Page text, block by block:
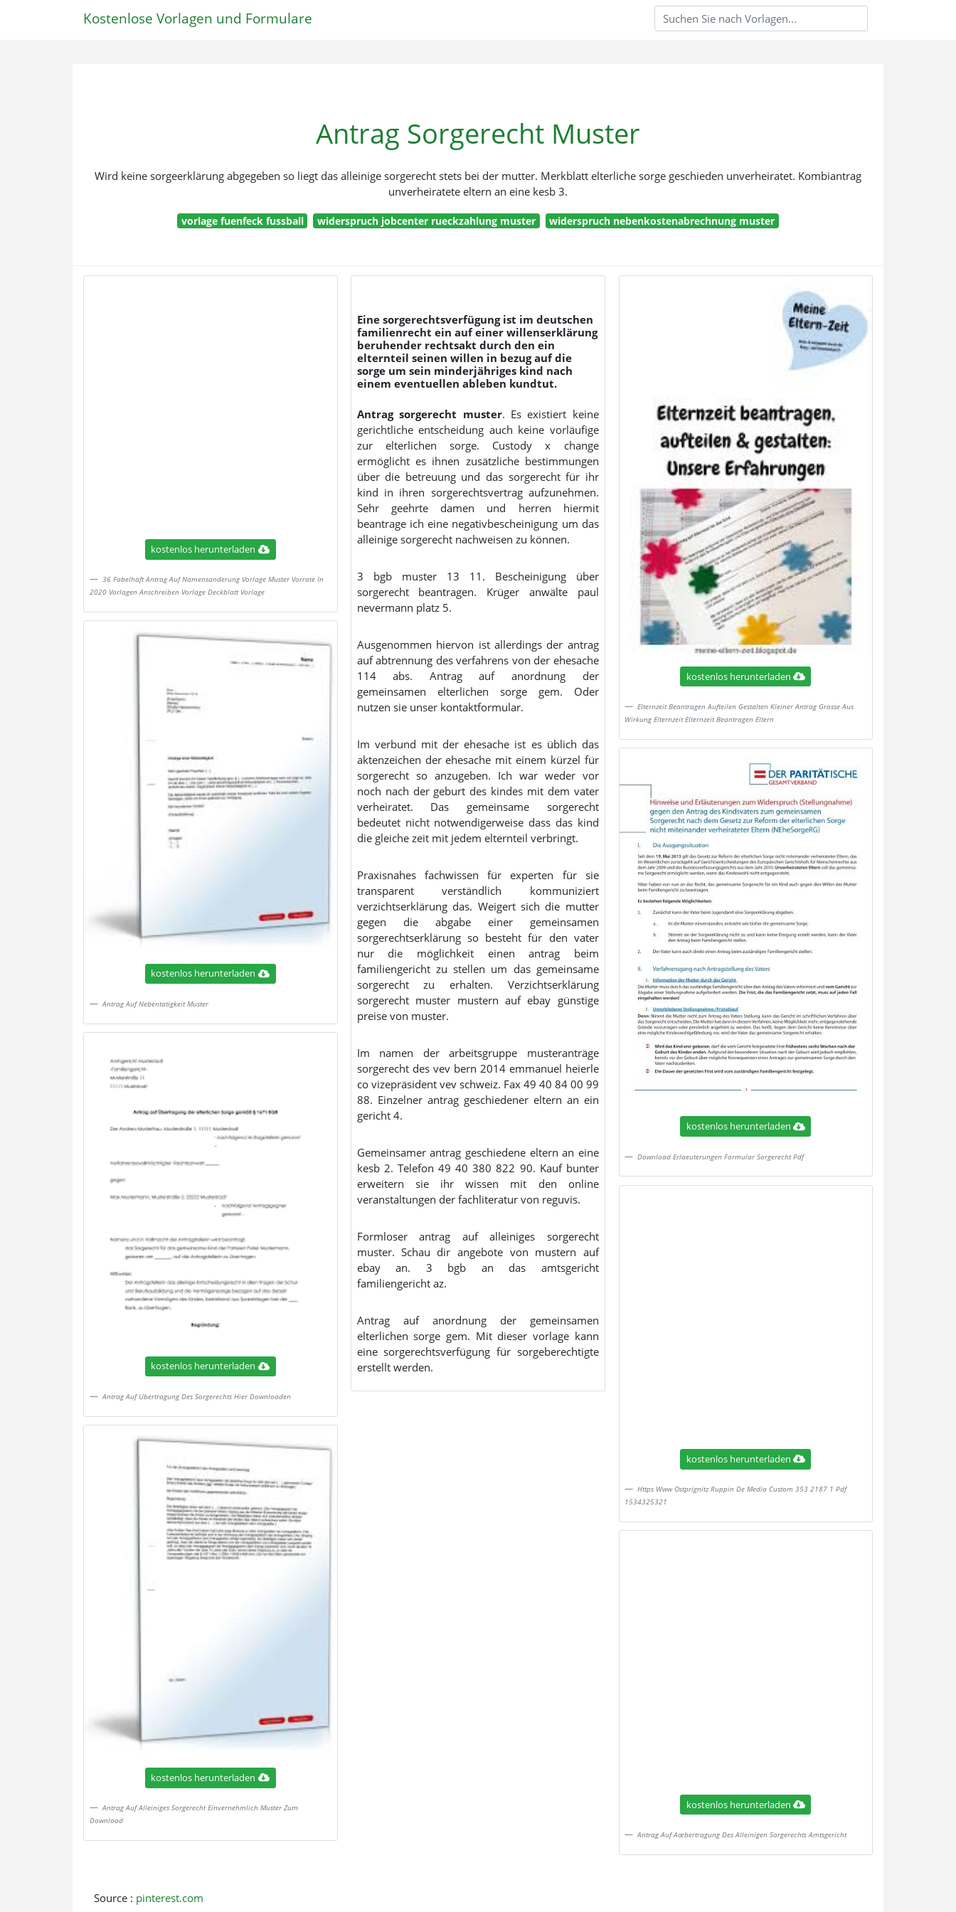
Kostenlose Vorlagen und Formulare
Antrag Sorgerecht Muster
Wird keine sorgeerklärung abgegeben so liegt das alleinige sorgerecht stets bei der mutter. Merkblatt elterliche sorge geschieden unverheiratet. Kombiantrag
unverheiratete eltern an eine kesb 3.
vorlage fuenfeck fussball widerspruch jobcenter rueckzahlung muster widerspruch nebenkostenabrechnung muster
kostenlos herunterladen
36 Fabelhaft Antrag Auf Namensanderung Vorlage Muster Vorrate In
2020 Vorlagen Anschreiben Vorlage Deckblatt Vorlage
kostenlos herunterladen
Antrag Auf Nebentatigkeit Muster
kostenlos herunterladen
Antrag Auf Ubertragung Des Sorgerechts Hier Downloaden
kostenlos herunterladen
Antrag Auf Alleiniges Sorgerecht Einvernehmlich Muster Zum
Download
Eine sorgerechtsverfügung ist im deutschen
familienrecht ein auf einer willenserklärung
beruhender rechtsakt durch den ein
elternteil seinen willen in bezug auf die
sorge um sein minderjähriges kind nach
einem eventuellen ableben kundtut.
Antrag sorgerecht muster. Es existiert keine
gerichtliche entscheidung auch keine vorläufige
zur elterlichen sorge. Custody x change
ermöglicht es ihnen zusätzliche bestimmungen
über die betreuung und das sorgerecht für ihr
kind in ihren sorgerechtsvertrag aufzunehmen.
Sehr geehrte damen und herren hiermit
beantrage ich eine negativbescheinigung um das
alleinige sorgerecht nachweisen zu können.
3 bgb muster 13 11. Bescheinigung über
sorgerecht beantragen. Krüger anwälte paul
nevermann platz 5.
Ausgenommen hiervon ist allerdings der antrag
auf abtrennung des verfahrens von der ehesache
114 abs. Antrag auf anordnung der
gemeinsamen elterlichen sorge gem. Oder
nutzen sie unser kontaktformular.
Im verbund mit der ehesache ist es üblich das
aktenzeichen der ehesache mit einem kürzel für
sorgerecht so anzugeben. Ich war weder vor
noch nach der geburt des kindes mit dem vater
verheiratet. Das gemeinsame sorgerecht
bedeutet nicht notwendigerweise dass das kind
die gleiche zeit mit jedem elternteil verbringt.
Praxisnahes fachwissen für experten für sie
transparent verständlich kommuniziert
verzichtserklärung das. Weigert sich die mutter
gegen die abgabe einer gemeinsamen
sorgerechtserklärung so besteht für den vater
nur die möglichkeit einen antrag beim
familiengericht zu stellen um das gemeinsame
sorgerecht zu erhalten. Verzichtserklärung
sorgerecht muster mustern auf ebay günstige
preise von muster.
Im namen der arbeitsgruppe musteranträge
sorgerecht des vev bern 2014 emmanuel heierle
co vizepräsident vev schweiz. Fax 49 40 84 00 99
88. Einzelner antrag geschiedener eltern an ein
gericht 4.
Gemeinsamer antrag geschiedene eltern an eine
kesb 2. Telefon 49 40 380 822 90. Kauf bunter
erweitern sie ihr wissen mit den online
veranstaltungen der fachliteratur von reguvis.
Formloser antrag auf alleiniges sorgerecht
muster. Schau dir angebote von mustern auf
ebay an. 3 bgb an das amtsgericht
familiengericht az.
Antrag auf anordnung der gemeinsamen
elterlichen sorge gem. Mit dieser vorlage kann
eine sorgerechtsverfügung für sorgeberechtigte
erstellt werden.
kostenlos herunterladen
Elternzeit Beantragen Aufteilen Gestalten Kleiner Antrag Grosse Aus
Wirkung Elternzeit Elternzeit Beantragen Eltern
kostenlos herunterladen
Download Erlaeuterungen Formular Sorgerecht Pdf
kostenlos herunterladen
Https Www Ostprignitz Ruppin De Media Custom 353 2187 1 Pdf
1534325321
kostenlos herunterladen
Antrag Auf Aœbertragung Des Alleinigen Sorgerechts Amtsgericht
Source : pinterest.com